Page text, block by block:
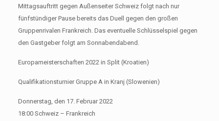
Mittagsauftritt gegen Außenseiter Schweiz folgt nach nur
fünfstündiger Pause bereits das Duell gegen den großen
Gruppenrivalen Frankreich. Das eventuelle Schlüsselspiel gegen
den Gastgeber folgt am Sonnabendabend.
Europameisterschaften 2022 in Split (Kroatien)
Qualifikationsturnier Gruppe A in Kranj (Slowenien)
Donnerstag, den 17. Februar 2022
18:00 Schweiz – Frankreich